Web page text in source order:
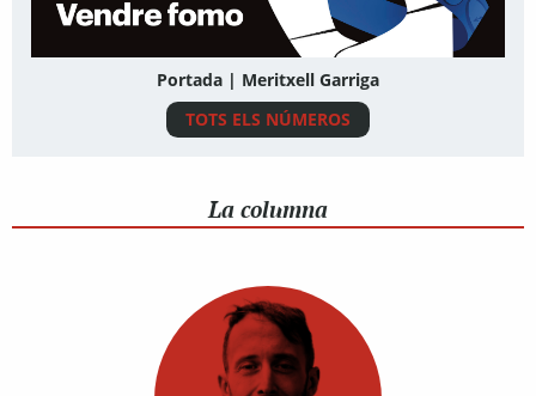
Portada | Meritxell Garriga
TOTS ELS NÚMEROS
La columna